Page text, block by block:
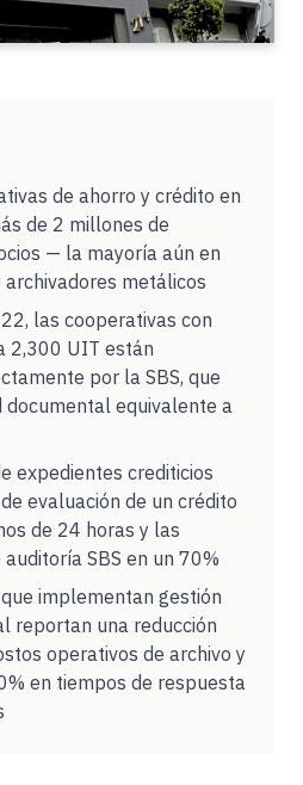
de ahorro y crédito en
de 2 millones de
— la mayoría aún en
metálicos
las cooperativas con
2,300 UIT están
por la SBS, que
documental equivalente a
expedientes crediticios
evaluación de un crédito
de 24 horas y las
SBS en un 70%
implementan gestión
reportan una reducción
operativos de archivo y
en tiempos de respuesta